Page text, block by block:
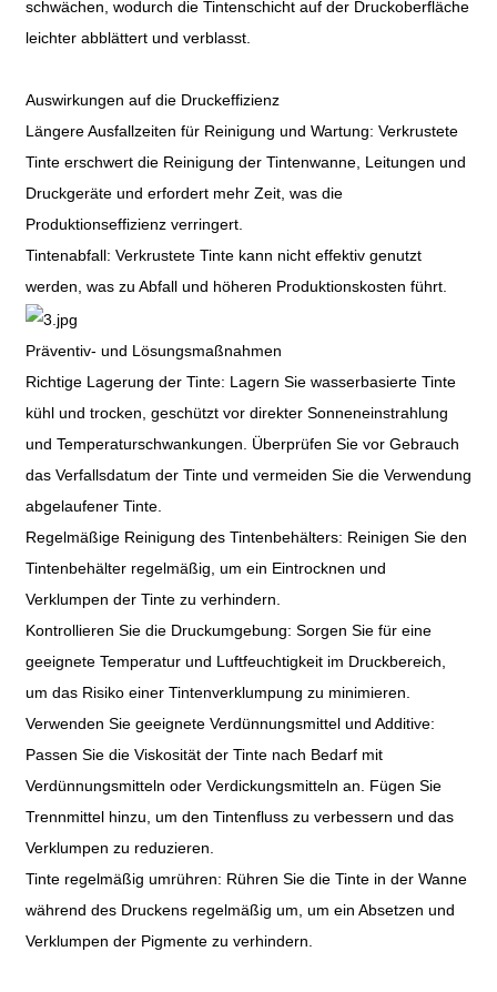
schwächen, wodurch die Tintenschicht auf der Druckoberfläche
leichter abblättert und verblasst.
Auswirkungen auf die Druckeffizienz
Längere Ausfallzeiten für Reinigung und Wartung: Verkrustete
Tinte erschwert die Reinigung der Tintenwanne, Leitungen und
Druckgeräte und erfordert mehr Zeit, was die
Produktionseffizienz verringert.
Tintenabfall: Verkrustete Tinte kann nicht effektiv genutzt
werden, was zu Abfall und höheren Produktionskosten führt.
Präventiv- und Lösungsmaßnahmen
Richtige Lagerung der Tinte: Lagern Sie wasserbasierte Tinte
kühl und trocken, geschützt vor direkter Sonneneinstrahlung
und Temperaturschwankungen. Überprüfen Sie vor Gebrauch
das Verfallsdatum der Tinte und vermeiden Sie die Verwendung
abgelaufener Tinte.
Regelmäßige Reinigung des Tintenbehälters: Reinigen Sie den
Tintenbehälter regelmäßig, um ein Eintrocknen und
Verklumpen der Tinte zu verhindern.
Kontrollieren Sie die Druckumgebung: Sorgen Sie für eine
geeignete Temperatur und Luftfeuchtigkeit im Druckbereich,
um das Risiko einer Tintenverklumpung zu minimieren.
Verwenden Sie geeignete Verdünnungsmittel und Additive:
Passen Sie die Viskosität der Tinte nach Bedarf mit
Verdünnungsmitteln oder Verdickungsmitteln an. Fügen Sie
Trennmittel hinzu, um den Tintenfluss zu verbessern und das
Verklumpen zu reduzieren.
Tinte regelmäßig umrühren: Rühren Sie die Tinte in der Wanne
während des Druckens regelmäßig um, um ein Absetzen und
Verklumpen der Pigmente zu verhindern.